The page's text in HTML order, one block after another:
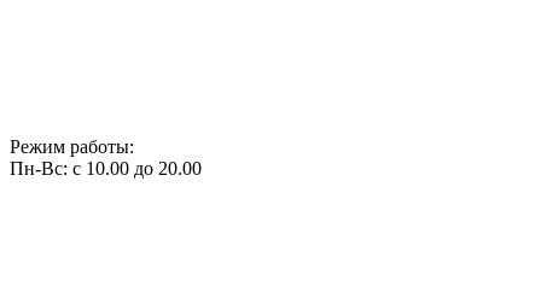
Режим работы:
Пн-Вс: с 10.00 до 20.00